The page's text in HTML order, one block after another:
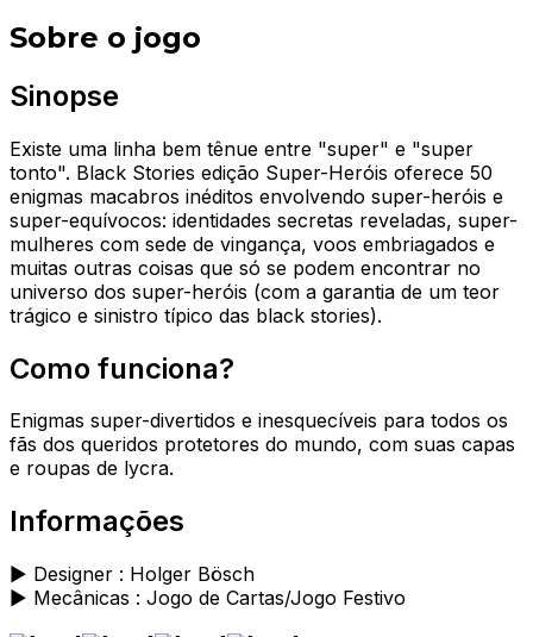
Sobre o jogo
Sinopse
Existe uma linha bem tênue entre "super" e "super
tonto". Black Stories edição Super-Heróis oferece 50
enigmas macabros inéditos envolvendo super-heróis e
super-equívocos: identidades secretas reveladas, super-
mulheres com sede de vingança, voos embriagados e
muitas outras coisas que só se podem encontrar no
universo dos super-heróis (com a garantia de um teor
trágico e sinistro típico das black stories).
Como funciona?
Enigmas super-divertidos e inesquecíveis para todos os
fãs dos queridos protetores do mundo, com suas capas
e roupas de lycra.
Informações
► Designer : Holger Bösch
► Mecânicas : Jogo de Cartas/Jogo Festivo